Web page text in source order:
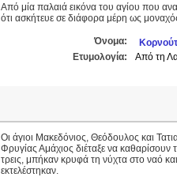
Από μία παλαιά εικόνα του αγίου που
ότι ασκήτευε σε διάφορα μέρη ως
Όνομα:
Ετυμολογία:
Από τη
Οι άγιοι Μακεδόνιος, Θεόδουλος και
Φρυγίας Αμάχιος διέταξε να
τρεις, μπήκαν κρυφά τη νύχτα στο ναό
εκτελέστηκαν.